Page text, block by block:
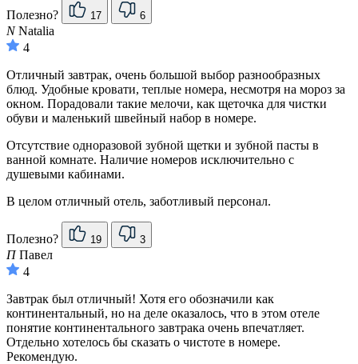
Полезно? 17 6
NNatalia
4
Отличный завтрак, очень большой выбор разнообразных
блюд. Удобные кровати, теплые номера, несмотря на мороз за
окном. Порадовали такие мелочи, как щеточка для чистки
обуви и маленький швейный набор в номере.
Отсутствие одноразовой зубной щетки и зубной пасты в
ванной комнате. Наличие номеров исключительно с
душевыми кабинами.
В целом отличный отель, заботливый персонал.
Полезно? 19 3
ППавел
4
Завтрак был отличный! Хотя его обозначили как
континентальный, но на деле оказалось, что в этом отеле
понятие континентального завтрака очень впечатляет.
Отдельно хотелось бы сказать о чистоте в номере.
Рекомендую.